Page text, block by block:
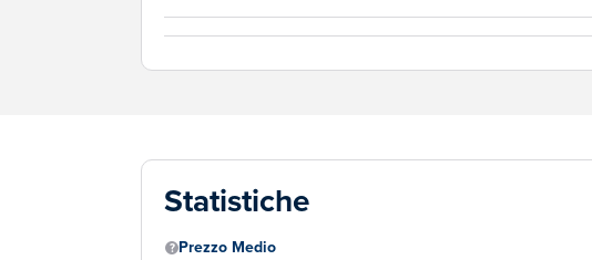
Statistiche
Prezzo Medio